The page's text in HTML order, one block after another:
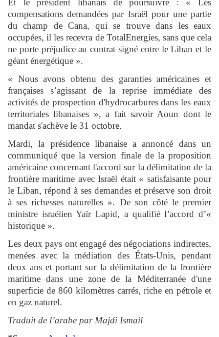
Et le président libanais de poursuivre : « Les
compensations demandées par Israël pour une partie
du champ de Cana, qui se trouve dans les eaux
occupées, il les recevra de TotalEnergies, sans que cela
ne porte préjudice au contrat signé entre le Liban et le
géant énergétique ».
« Nous avons obtenu des garanties américaines et
françaises s’agissant de la reprise immédiate des
activités de prospection d'hydrocarbures dans les eaux
territoriales libanaises », a fait savoir Aoun dont le
mandat s'achève le 31 octobre.
Mardi, la présidence libanaise a annoncé dans un
communiqué que la version finale de la proposition
américaine concernant l'accord sur la délimitation de la
frontière maritime avec Israël était « satisfaisante pour
le Liban, répond à ses demandes et préserve son droit
à ses richesses naturelles ». De son côté le premier
ministre israélien Yaïr Lapid, a qualifié l’accord d’«
historique ».
Les deux pays ont engagé des négociations indirectes,
menées avec la médiation des États-Unis, pendant
deux ans et portant sur la délimitation de la frontière
maritime dans une zone de la Méditerranée d'une
superficie de 860 kilomètres carrés, riche en pétrole et
en gaz naturel.
Traduit de l’arabe par Majdi Ismail